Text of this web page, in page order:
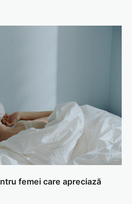
femei care apreciază